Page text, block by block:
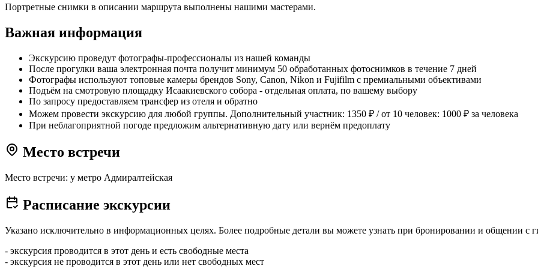
Портретные снимки в описании маршрута выполнены нашими мастерами.
Важная информация
Экскурсию проведут фотографы-профессионалы из нашей команды
После прогулки ваша электронная почта получит минимум 50 обработанных фотоснимков в течение 7 дней
Фотографы используют топовые камеры брендов Sony, Canon, Nikon и Fujifilm с премиальными объективами
Подъём на смотровую площадку Исаакиевского собора - отдельная оплата, по вашему выбору
По запросу предоставляем трансфер из отеля и обратно
Можем провести экскурсию для любой группы. Дополнительный участник: 1350 ₽ / от 10 человек: 1000 ₽ за человека
При неблагоприятной погоде предложим альтернативную дату или вернём предоплату
Место встречи
Место встречи: у метро Адмиралтейская
Расписание экскурсии
Указано исключительно в информационных целях. Более подробные детали вы можете узнать при бронировании и общении с
- экскурсия проводится в этот день и есть свободные места
- экскурсия не проводится в этот день или нет свободных мест